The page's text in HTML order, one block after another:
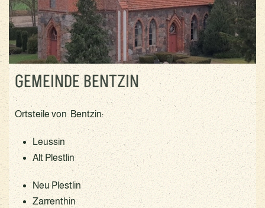
GEMEINDE BENTZIN
Ortsteile von Bentzin:
Leussin
Alt Plestlin
Neu Plestlin
Zarrenthin